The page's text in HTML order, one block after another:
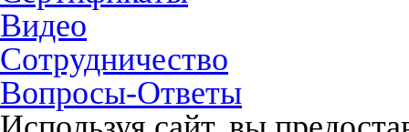
Видео
Сотрудничество
Вопросы-Ответы